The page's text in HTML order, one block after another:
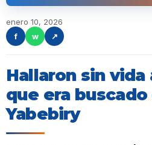
enero 10, 2026
f
w ↗
Hallaron sin vida
que era
Yabebiry